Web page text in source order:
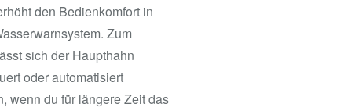
den Bedienkomfort in
Zum
sich der Haupthahn
oder automatisiert
wenn du für längere Zeit das